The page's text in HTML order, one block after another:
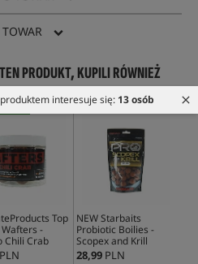
interesuje się: 13 osób
PRODUKT, KUPILI RÓWNIEŻ
Top
Wafters -
Chili Crab
PLN
NEW Starbaits
Probiotic Boilies -
Scopex and Krill
28,99 PLN